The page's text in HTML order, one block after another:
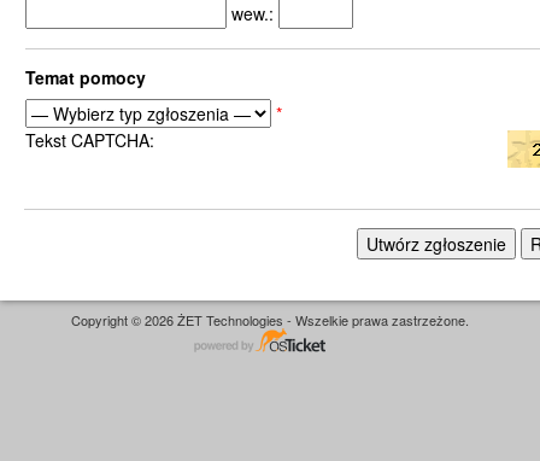
wew.:
Temat pomocy
*
Tekst CAPTCHA:
Copyright © 2026 ŻET Technologies - Wszelkie prawa zastrzeżone.